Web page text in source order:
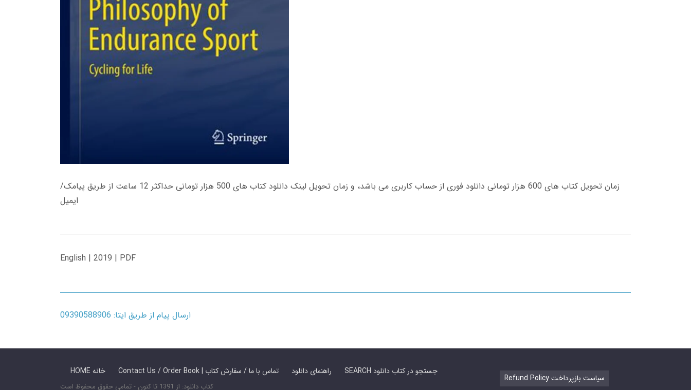
زمان تحویل کتاب های 600 هزار تومانی دانلود فوری از حساب کاربری می باشد، و زمان تحویل لینک دانلود کتاب های 500 هزار تومانی حداکثر 12 ساعت از طریق پیامک/
ایمیل
English | 2019 | PDF
ارسال پیام از طریق ایتا: 09390588906
HOME خانه Contact Us / Order Book | تماس با ما / سفارش کتاب راهنمای دانلود SEARCH جستجو در کتاب دانلود
کتاب دانلود: از 1391 تا کنون - تمامی حقوق محفوظ است
Refund Policy سیاست بازپرداخت